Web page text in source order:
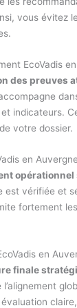
vous évitez
EcoVadis
des preuves
indicateurs.
votre dossier.
en
est vérifiée et
fortement
en
finale